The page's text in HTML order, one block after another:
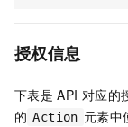
授权信息
下表是 API 对应的
的 Action 元素中